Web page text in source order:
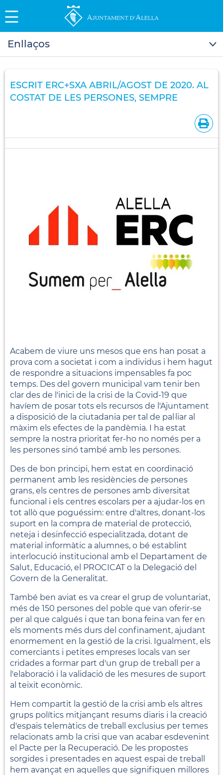
Enllaços
ESCRIT ERC+SXA ABRIL/AGOST DE 2020. AL
COSTAT DE LES PERSONES, SEMPRE
Acabem de viure uns mesos que ens han posat a
prova com a societat i com a individus i hem hagut
de respondre a situacions impensables fa poc
temps. Des del govern municipal vam tenir ben
clar des de l'inici de la crisi de la Covid-19 que
havíem de posar tots els recursos de l'Ajuntament
a disposició de la ciutadania per tal de pal·liar al
màxim els efectes de la pandèmia. I ha estat
sempre la nostra prioritat fer-ho no només per a
les persones sinó també amb les persones.
Des de bon principi, hem estat en coordinació
permanent amb les residències de persones
grans, els centres de persones amb diversitat
funcional i els centres escolars per a ajudar-los en
tot allò que poguéssim: entre d'altres, donant-los
suport en la compra de material de protecció,
neteja i desinfecció especialitzada, dotant de
material informàtic a alumnes, o bé establint
interlocució institucional amb el Departament de
Salut, Educació, el PROCICAT o la Delegació del
Govern de la Generalitat.
També ben aviat es va crear el grup de voluntariat,
més de 150 persones del poble que van oferir-se
per al que calgués i que tan bona feina van fer en
els moments més durs del confinament, ajudant
enormement en la gestió de la crisi. Igualment, els
comerciants i petites empreses locals van ser
cridades a formar part d'un grup de treball per a
l'elaboració i la validació de les mesures de suport
al teixit econòmic.
Hem compartit la gestió de la crisi amb els altres
grups polítics mitjançant resums diaris i la creació
d'espais telemàtics de treball exclusius per temes
relacionats amb la crisi que van acabar esdevenint
el Pacte per la Recuperació. De les propostes
sorgides i presentades en aquest espai de treball
hem avançat en aquelles que signifiquen millores